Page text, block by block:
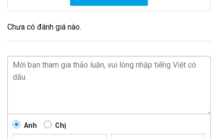
Chưa có đánh giá nào.
Anh Chị